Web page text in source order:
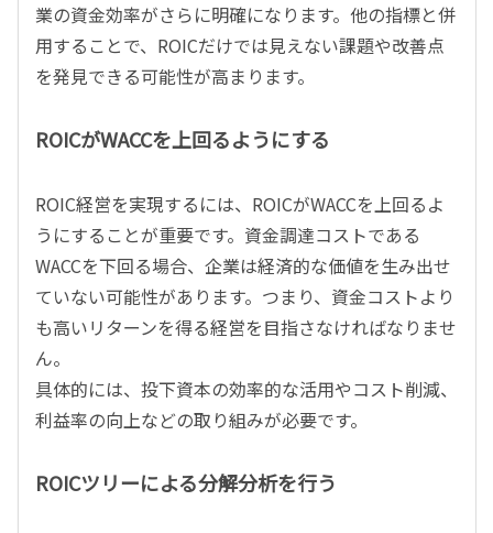
業の資金効率がさらに明確になります。他の指標と併
用することで、ROICだけでは見えない課題や改善点
を発見できる可能性が高まります。
ROICがWACCを上回るようにする
ROIC経営を実現するには、ROICがWACCを上回るよ
うにすることが重要です。資金調達コストである
WACCを下回る場合、企業は経済的な価値を生み出せ
ていない可能性があります。つまり、資金コストより
も高いリターンを得る経営を目指さなければなりませ
ん。
具体的には、投下資本の効率的な活用やコスト削減、
利益率の向上などの取り組みが必要です。
ROICツリーによる分解分析を行う